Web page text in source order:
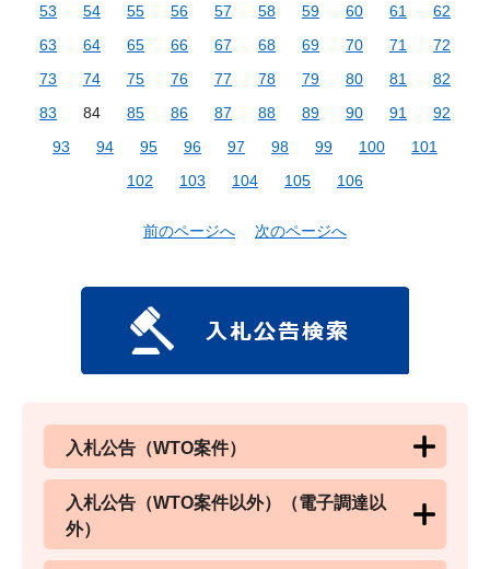
53
54 55 56 57 58 59 60 61
62
63
64 65 66 67 68 69 70 71
72
73
74 75 76 77 78 79 80 81
82
83
84 85 86 87 88 89 90 91
92
93
94 95 96 97 98 99 100
101
102
103 104 105 106
前のページへ 次のページへ
入札公告（WTO案件）
入札公告（WTO案件以外）（電子調達以
外）